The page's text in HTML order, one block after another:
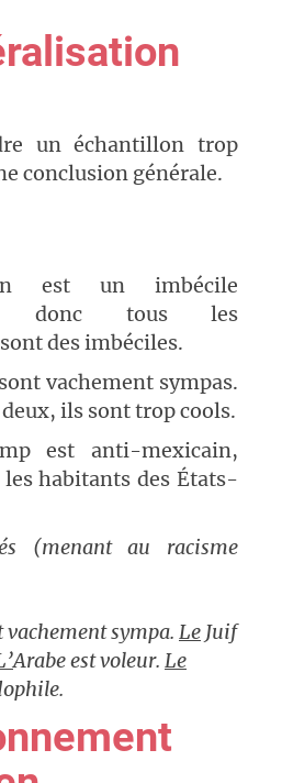
un échantillon trop
conclusion générale.
est un imbécile
donc tous les
des imbéciles.
vachement sympas.
deux, ils sont trop cools.
est anti-mexicain,
habitants des États-
(menant au racisme
vachement sympa. Le Juif
Arabe est voleur. Le